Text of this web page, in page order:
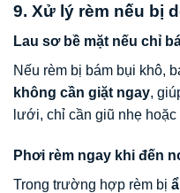
9. Xử lý rèm nếu bị
Lau sơ bề mặt nếu chỉ
Nếu rèm bị bám bụi khô,
không cần giặt ngay,
lưới, chỉ cần giũ nhẹ hoặc
Phơi rèm ngay khi đến
Trong trường hợp rèm bị